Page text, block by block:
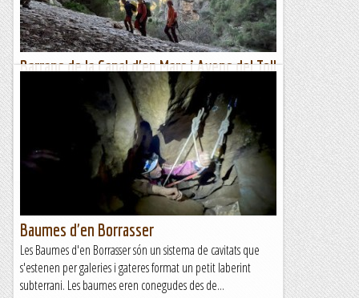
Barranc de la Canal d'en Marc i Avenc del Toll
Barranc de la Canal d'En Marc:En el segon dia de la nostra
estada a les Terres de l'Ebre, avui hem fet el descens d'un
barranc molt interessant: el Barranc de la...
Blog de muntanya
Baumes d'en Borrasser
Les Baumes d'en Borrasser són un sistema de cavitats que
s'estenen per galeries i gateres format un petit laberint
subterrani. Les baumes eren conegudes des de...